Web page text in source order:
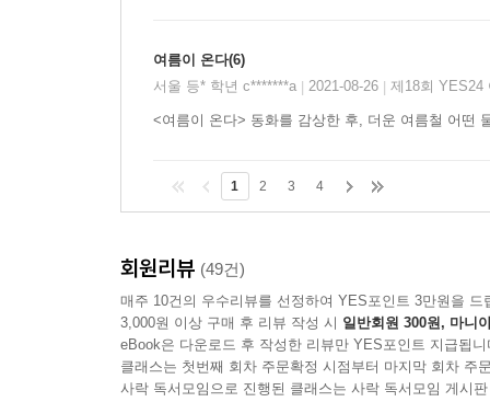
여름이 온다(6)
서울 등* 학년 c*******a
2021-08-26 제18회 YES24
<여름이 온다> 동화를 감상한 후, 더운 여름철 어떤
1 2 3 4
회원리뷰 (49건)
매주 10건의 우수리뷰를 선정하여 YES포인트 3만원을 드
3,000원 이상 구매 후 리뷰 작성 시 일반회원 300원, 마니
eBook은 다운로드 후 작성한 리뷰만 YES포인트 지급됩니
클래스는 첫번째 회차 주문확정 시점부터 마지막 회차 주
사락 독서모임으로 진행된 클래스는 사락 독서모임 게시